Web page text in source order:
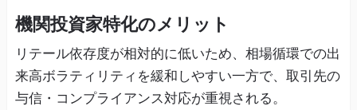
機関投資家特化のメリット
リテール依存度が相対的に低いため、相場循環での出
来高ボラティリティを緩和しやすい一方で、取引先の
与信・コンプライアンス対応が重視される。